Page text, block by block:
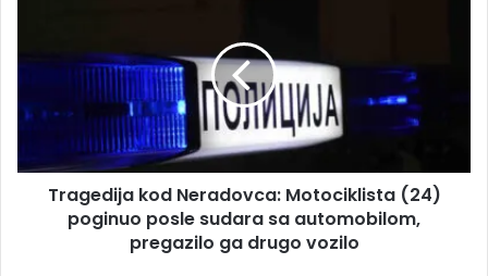
Tragedija kod Neradovca: Motociklista (24)
poginuo posle sudara sa automobilom,
pregazilo ga drugo vozilo